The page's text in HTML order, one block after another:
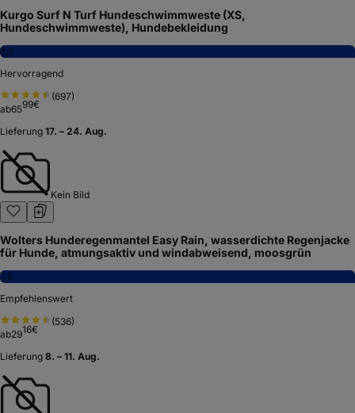
Kurgo Surf N Turf Hundeschwimmweste (XS,
Hundeschwimmweste), Hundebekleidung
8,0
Hervorragend
(697)
ab6599€
Lieferung 17. – 24. Aug.
Kein Bild
Wolters Hunderegenmantel Easy Rain, wasserdichte Regenjacke
für Hunde, atmungsaktiv und windabweisend, moosgrün
7,9
Empfehlenswert
(536)
ab2916€
Lieferung 8. – 11. Aug.